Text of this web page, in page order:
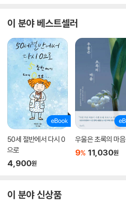
이 분야 베스트셀러
50세 절반에서 다시 0
으로
4,900원
우울은 초록의 마음
9% 11,030원
이 분야 신상품